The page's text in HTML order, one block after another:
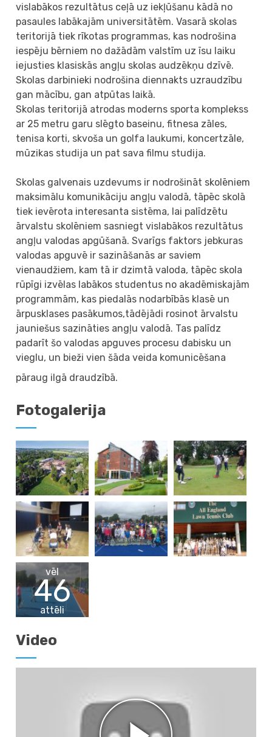
vislabākos rezultātus ceļā uz iekļūšanu kādā no
pasaules labākajām universitātēm. Vasarā skolas
teritorijā tiek rīkotas programmas, kas nodrošina
iespēju bērniem no dažādām valstīm uz īsu laiku
iejusties klasiskās angļu skolas audzēkņu dzīvē.
Skolas darbinieki nodrošina diennakts uzraudzību
gan mācību, gan atpūtas laikā.
Skolas teritorijā atrodas moderns sporta komplekss
ar 25 metru garu slēgto baseinu, fitnesa zāles,
tenisa korti, skvoša un golfa laukumi, koncertzāle,
mūzikas studija un pat sava filmu studija.
Skolas galvenais uzdevums ir nodrošināt skolēniem
maksimālu komunikāciju angļu valodā, tāpēc skolā
tiek ievērota interesanta sistēma, lai palīdzētu
ārvalstu skolēniem sasniegt vislabākos rezultātus
angļu valodas apgūšanā. Svarīgs faktors jebkuras
valodas apguvē ir sazināšanās ar saviem
vienaudžiem, kam tā ir dzimtā valoda, tāpēc skola
rūpīgi izvēlas labākos studentus no akadēmiskajām
programmām, kas piedalās nodarbībās klasē un
ārpusklases pasākumos,tādējādi rosinot ārvalstu
jauniešus sazināties angļu valodā. Tas palīdz
padarīt šo valodas apguves procesu dabisku un
vieglu, un bieži vien šāda veida komunicēšana
pāraug ilgā draudzībā.
Fotogalerija
vēl
46
attēli
Video